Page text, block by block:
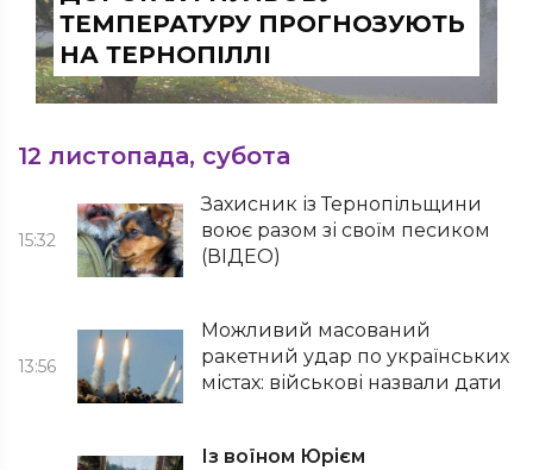
ТЕМПЕРАТУРУ ПРОГНОЗУЮТЬ
НА ТЕРНОПІЛЛІ
12 листопада, субота
15:32
Захисник із Тернопільщини
воює разом зі своїм песиком
(ВІДЕО)
13:56
Можливий масований
ракетний удар по українських
містах: військові назвали дати
Із воїном Юрієм